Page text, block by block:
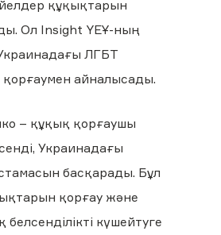
құқықтарын
Ол Insight ҮЕҰ-ның
ЛГБТ
қорғаумен айналысады.
– құқық қорғаушы
Украинадағы
басқарады. Бұл
қорғау және
күшейтуге